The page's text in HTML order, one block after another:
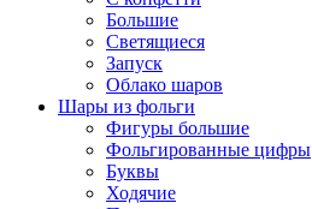
Большие
Светящиеся
Запуск
Облако шаров
Шары из фольги
Фигуры большие
Фольгированные цифры
Буквы
Ходячие